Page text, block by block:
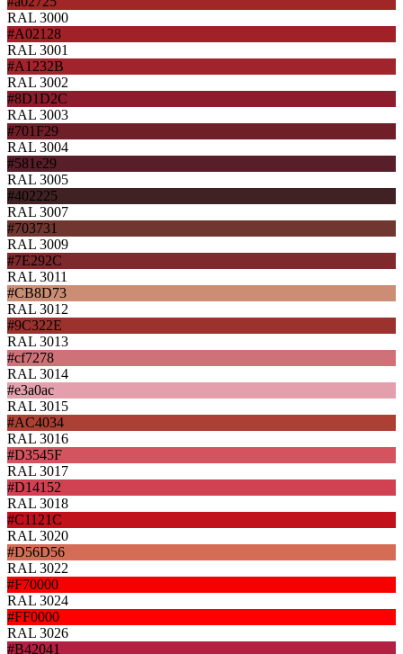
RAL 3000
#A02128
RAL 3001
#A1232B
RAL 3002
#8D1D2C
RAL 3003
#701F29
RAL 3004
#581e29
RAL 3005
#402225
RAL 3007
#703731
RAL 3009
#7E292C
RAL 3011
#CB8D73
RAL 3012
#9C322E
RAL 3013
#cf7278
RAL 3014
#e3a0ac
RAL 3015
#AC4034
RAL 3016
#D3545F
RAL 3017
#D14152
RAL 3018
#C1121C
RAL 3020
#D56D56
RAL 3022
#F70000
RAL 3024
#FF0000
RAL 3026
#B42041